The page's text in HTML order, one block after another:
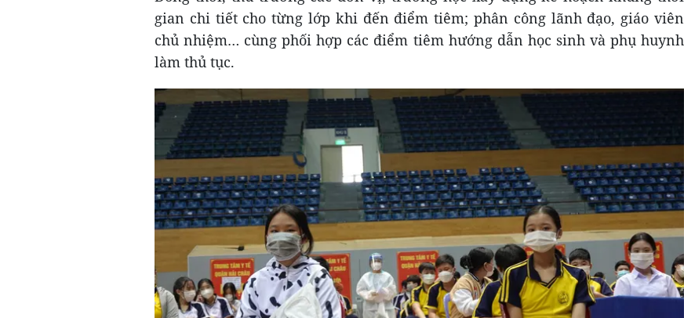
gian chi tiết cho từng lớp khi đến điểm tiêm; phân công lãnh đạo, giáo viên
chủ nhiệm… cùng phối hợp các điểm tiêm hướng dẫn học sinh và phụ huynh
làm thủ tục.